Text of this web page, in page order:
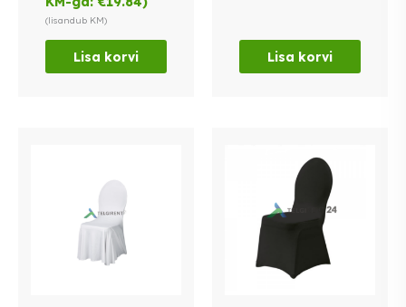
(lisandub KM)
Lisa korvi Lisa korvi